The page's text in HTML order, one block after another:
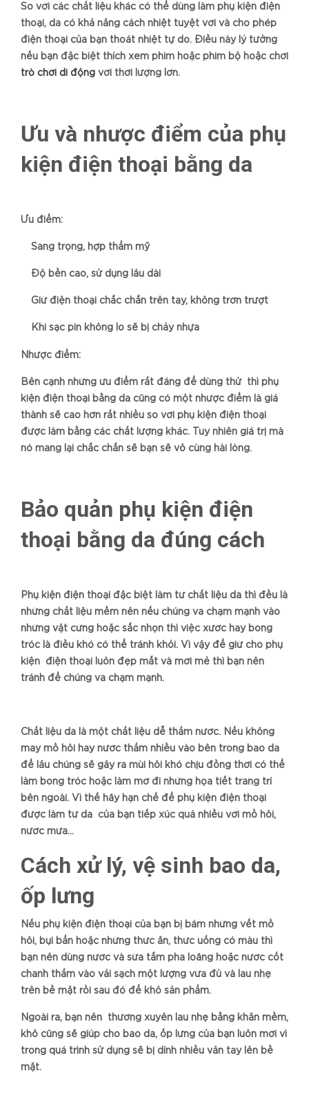
So với các chất liệu khác có thể dùng làm phụ kiện điện
thoại, da có khả năng cách nhiệt tuyệt vời và cho phép
điện thoại của bạn thoát nhiệt tự do. Điều này lý tưởng
nếu bạn đặc biệt thích xem phim hoặc phim bộ hoặc chơi
trò chơi di động với thời lượng lớn.
Ưu và nhược điểm của phụ
kiện điện thoại bằng da
Ưu điểm:
Sang trọng, hợp thẩm mỹ
Độ bền cao, sử dụng lâu dài
Giữ điện thoại chắc chắn trên tay, không trơn trượt
Khi sạc pin không lo sẽ bị chảy nhựa
Nhược điểm:
Bên cạnh những ưu điểm rất đáng để dùng thử thì phụ
kiện điện thoại bằng da cũng có một nhược điểm là giá
thành sẽ cao hơn rất nhiều so với phụ kiện điện thoại
được làm bằng các chất lượng khác. Tuy nhiên giá trị mà
nó mang lại chắc chắn sẽ bạn sẽ vô cùng hài lòng.
Bảo quản phụ kiện điện
thoại bằng da đúng cách
Phụ kiện điện thoại đặc biệt làm từ chất liệu da thì đều là
những chất liệu mềm nên nếu chúng va chạm mạnh vào
những vật cứng hoặc sắc nhọn thì việc xước hay bong
tróc là điều khó có thể tránh khỏi. Vì vậy để giữ cho phụ
kiện điện thoại luôn đẹp mắt và mới mẻ thì bạn nên
tránh để chúng va chạm mạnh.
Chất liệu da là một chất liệu dễ thấm nước. Nếu không
may mồ hôi hay nước thấm nhiều vào bên trong bao da
để lâu chúng sẽ gây ra mùi hôi khó chịu đồng thời có thể
làm bong tróc hoặc làm mờ đi những họa tiết trang trí
bên ngoài. Vì thế hãy hạn chế để phụ kiện điện thoại
được làm từ da của bạn tiếp xúc quá nhiều với mồ hôi,
nước mưa…
Cách xử lý, vệ sinh bao da,
ốp lưng
Nếu phụ kiện điện thoại của bạn bị bám những vết mồ
hôi, bụi bẩn hoặc những thức ăn, thức uống có màu thì
bạn nên dùng nước và sữa tắm pha loãng hoặc nước cốt
chanh thấm vào vải sạch một lượng vừa đủ và lau nhẹ
trên bề mặt rồi sau đó để khô sản phẩm.
Ngoài ra, bạn nên thường xuyên lau nhẹ bằng khăn mềm,
khô cũng sẽ giúp cho bao da, ốp lưng của bạn luôn mới vì
trong quá trình sử dụng sẽ bị dính nhiều vân tay lên bề
mặt.